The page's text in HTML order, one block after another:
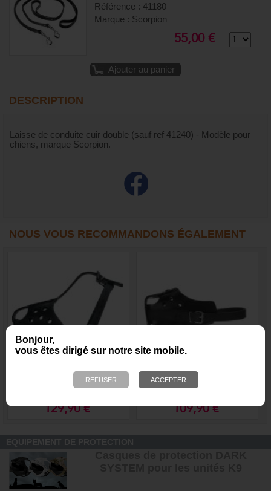
Bonjour,
vous êtes dirigé sur notre site mobile.
Référence : 41180
Marque : Scorpion
55,00 €
Ajouter au panier
DESCRIPTION
Laisse de conduite cuir double (sauf ref 41240) - Modèle pour
chiens, marque Scorpion.
NOUS VOUS RECOMMANDONS ÉGALEMENT
Muselière de frappe
Cabine nez protégé, sans
129,90 €
Muselière de frappe
panier renforcée -
109,90 €